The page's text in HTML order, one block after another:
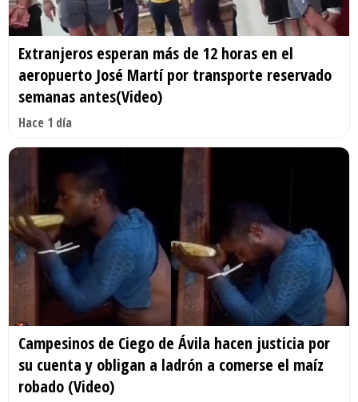
Extranjeros esperan más de 12 horas en el
aeropuerto José Martí por transporte reservado
semanas antes(Video)
Hace 1 día
Campesinos de Ciego de Ávila hacen justicia por
su cuenta y obligan a ladrón a comerse el maíz
robado (Video)